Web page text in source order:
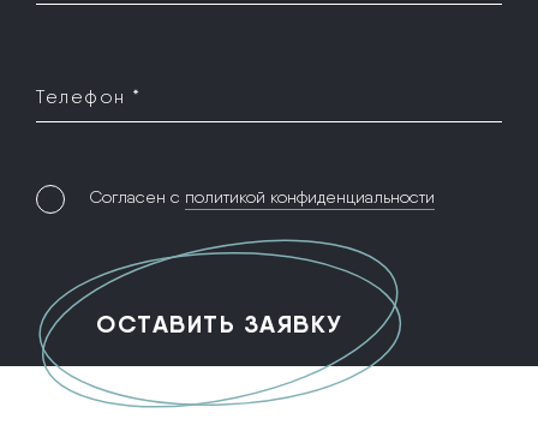
Телефон *
Согласен с политикой конфиденциальности